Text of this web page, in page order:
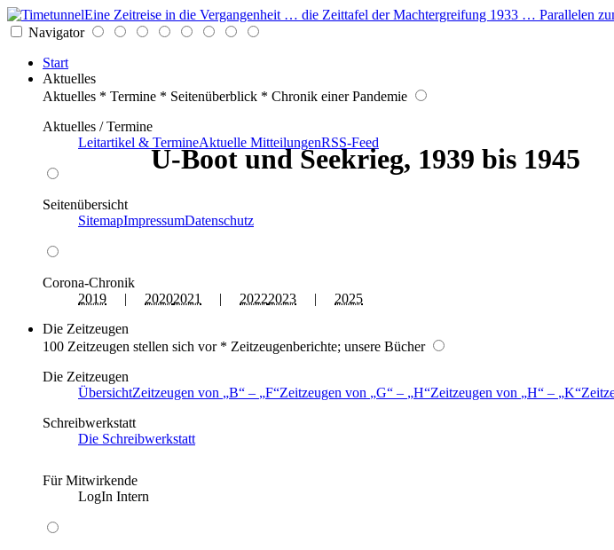
Eine Zeitreise in die Vergangenheit … die Zeittafel der Machtergreifung 1933 … Parallelen
Navigator
Start
Aktuelles
Aktuelles * Termine * Seitenüberblick * Chronik einer Pandemie
Aktuelles / Termine
Leitartikel & TermineAktuelle MitteilungenRSS-Feed
Seitenübersicht
SitemapImpressumDatenschutz
Corona-Chronik
2019 | 20202021 | 20222023 | 2025
Die Zeitzeugen
100 Zeitzeugen stellen sich vor * Zeitzeugenberichte; unsere Bücher
Die Zeitzeugen
ÜbersichtZeitzeugen von B – F Zeitzeugen von G – H Zeitzeugen von H – K
Schreibwerkstatt
Die Schreibwerkstatt
Für Mitwirkende
LogIn Intern
U-Boot und Seekrieg, 1939 bis 1945